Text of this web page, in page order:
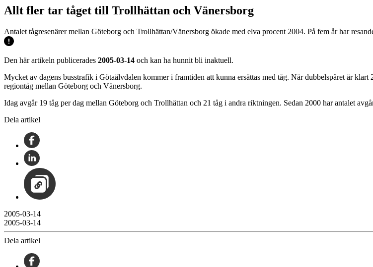
Allt fler tar tåget till Trollhättan och Vänersborg
Antalet tågresenärer mellan Göteborg och Trollhättan/Vänersborg ökade med elva procent 2004. På fem år har
Den här artikeln publicerades 2005-03-14 och kan ha hunnit bli inaktuell.
Mycket av dagens busstrafik i Götaälvdalen kommer i framtiden att kunna ersättas med tåg. När dubbelspåret är
regiontåg mellan Göteborg och Vänersborg.
Idag avgår 19 tåg per dag mellan Göteborg och Trollhättan och 21 tåg i andra riktningen. Sedan 2000 har antalet
Dela artikel
2005-03-14
2005-03-14
Dela artikel